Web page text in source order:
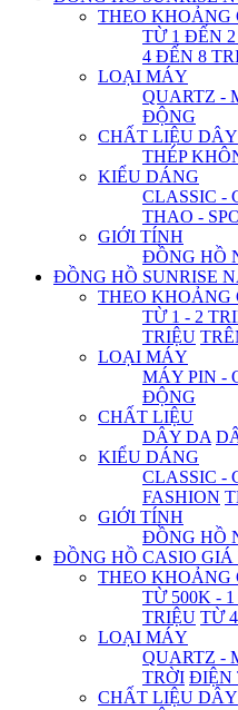
THEO KHOẢNG
TỪ 1 ĐẾN
4 ĐẾN 8
LOẠI MÁY
QUARTZ -
ĐỘNG
CHẤT LIỆU DÂY
THÉP
KIỂU DÁNG
CLASSIC -
THAO -
GIỚI TÍNH
ĐỒNG HỒ
ĐỒNG HỒ SUNRISE
THEO KHOẢNG
TỪ 1 - 2
TRIỆU
LOẠI MÁY
MÁY PIN -
ĐỘNG
CHẤT LIỆU
DÂY DA
KIỂU DÁNG
CLASSIC -
FASHION
GIỚI TÍNH
ĐỒNG HỒ
ĐỒNG HỒ CASIO GIÁ
THEO KHOẢNG
TỪ 500K -
TRIỆU TỪ
LOẠI MÁY
QUARTZ -
TRỜI ĐIỆN
CHẤT LIỆU DÂY